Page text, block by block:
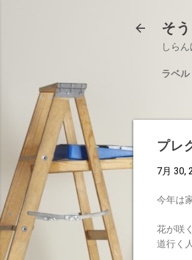
そ
しら
ラベル
プレ
7月 30,
今年は
花が咲
道行く